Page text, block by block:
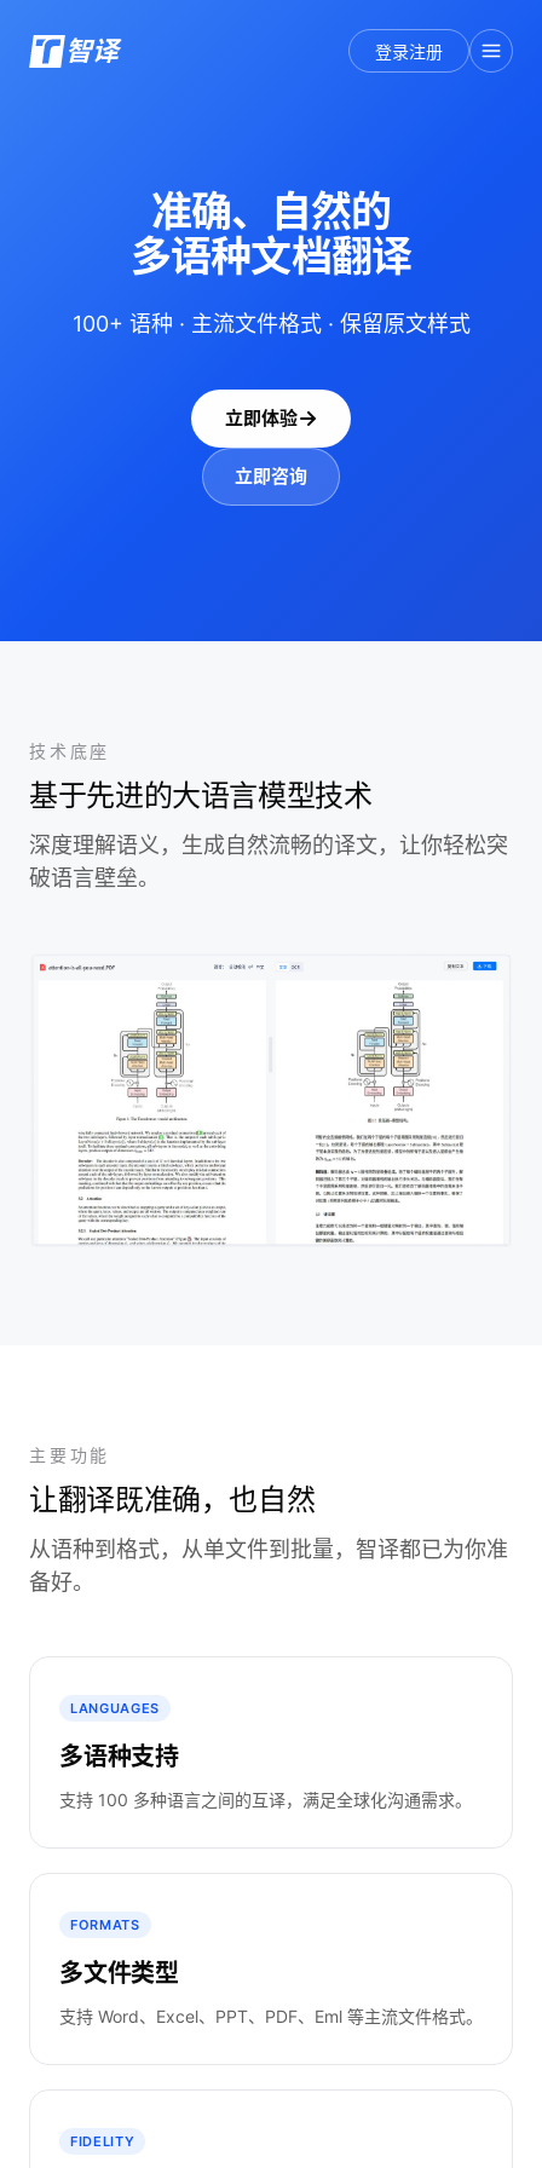
智译 登录注册
准确、自然的
多语种文档翻译
100+ 语种 · 主流文件格式 · 保留原文样式
立即体验
立即咨询
技术底座
基于先进的大语言模型技术
深度理解语义，生成自然流畅的译文，让你轻松突
破语言壁垒。
主要功能
让翻译既准确，也自然
从语种到格式，从单文件到批量，智译都已为你准
备好。
LANGUAGES
多语种支持
支持 100 多种语言之间的互译，满足全球化沟通需求。
FORMATS
多文件类型
支持 Word、Excel、PPT、PDF、Eml 等主流文件格式。
FIDELITY